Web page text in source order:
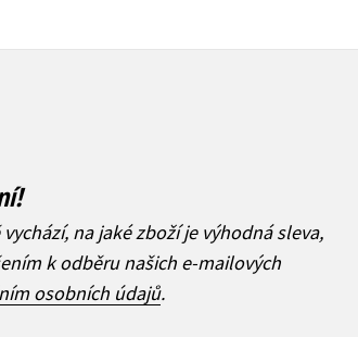
na jaké zboží je výhodná sleva,
k odběru našich e-mailových
osobních údajů.